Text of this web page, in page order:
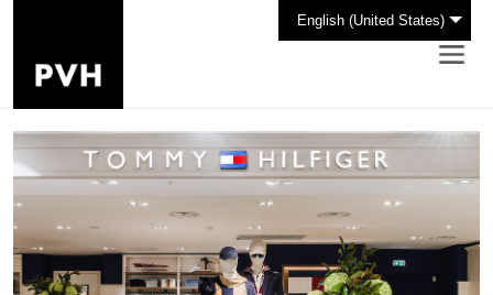
English (United States)